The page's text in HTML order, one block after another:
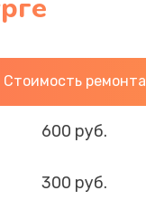
Стоимость ремонта
600 руб.
300 руб.